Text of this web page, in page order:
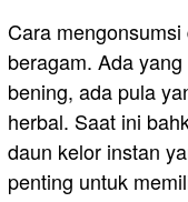
Cara
beragam. Ada
bening, ada pula
herbal. Saat ini
daun kelor instan
penting untuk